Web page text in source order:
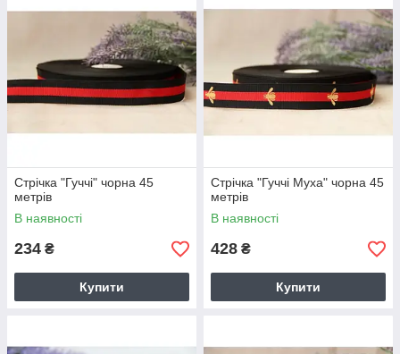
Стрічка "Гуччі" чорна 45
метрів
В наявності
234 ₴
Купити
Стрічка "Гуччі Муха" чорна 45
метрів
В наявності
428 ₴
Купити